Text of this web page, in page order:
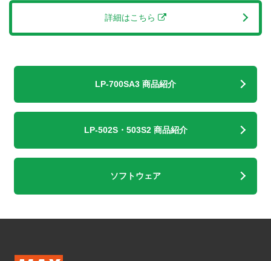
詳細はこちら
LP-700SA3 商品紹介
LP-502S・503S2 商品紹介
ソフトウェア